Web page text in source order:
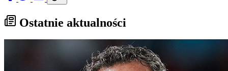
Ostatnie aktualności